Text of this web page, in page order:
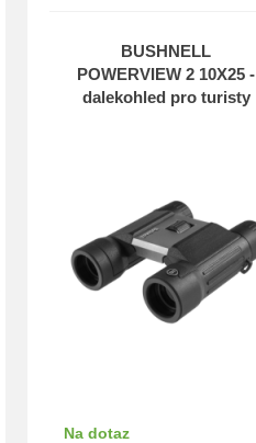
BUSHNELL
POWERVIEW 2 10X25 -
dalekohled pro turisty
Na dotaz